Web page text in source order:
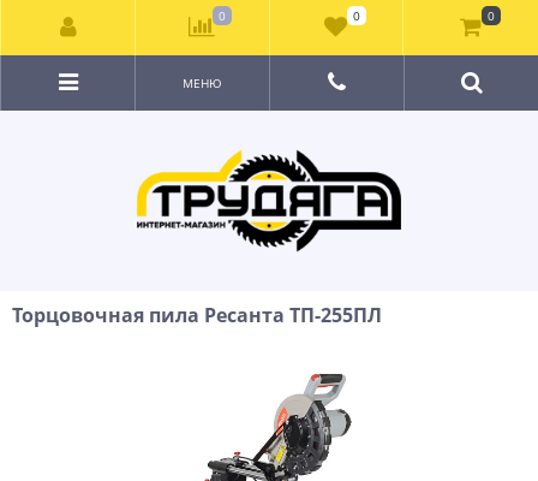
МЕНЮ
Торцовочная пила Ресанта ТП-255ПЛ
0 0 0